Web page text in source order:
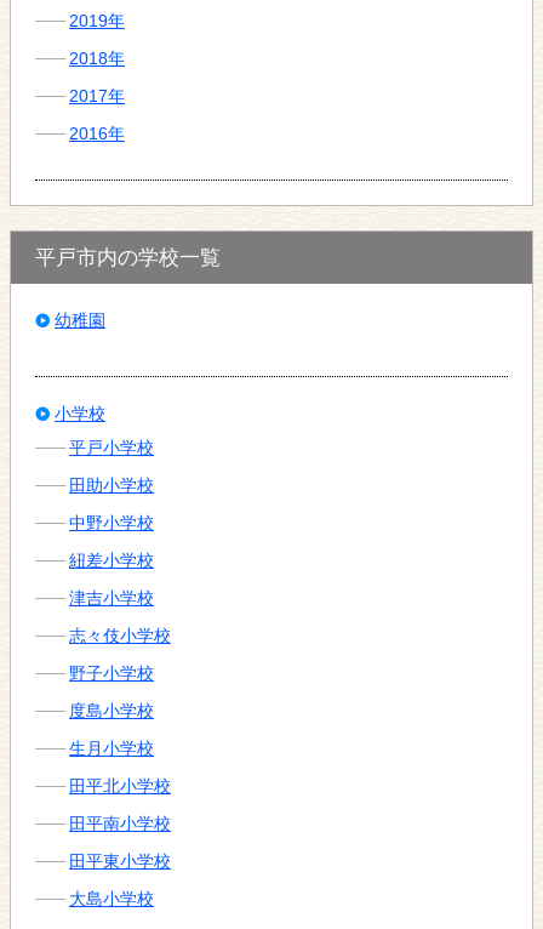
2019年
2018年
2017年
2016年
平戸市内の学校一覧
幼稚園
小学校
平戸小学校
田助小学校
中野小学校
紐差小学校
津吉小学校
志々伎小学校
野子小学校
度島小学校
生月小学校
田平北小学校
田平南小学校
田平東小学校
大島小学校